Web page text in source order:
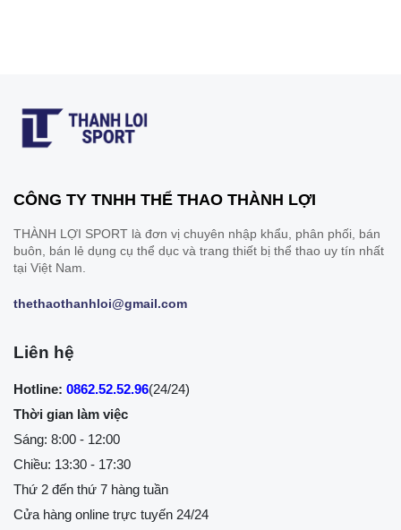
CÔNG TY TNHH THỂ THAO THÀNH LỢI
THÀNH LỢI SPORT là đơn vị chuyên nhập khẩu, phân phối, bán
buôn, bán lẻ dụng cụ thể dục và trang thiết bị thể thao uy tín nhất
tại Việt Nam.
thethaothanhloi@gmail.com
Liên hệ
Hotline: 0862.52.52.96(24/24)
Thời gian làm việc
Sáng: 8:00 - 12:00
Chiều: 13:30 - 17:30
Thứ 2 đến thứ 7 hàng tuần
Cửa hàng online trực tuyến 24/24